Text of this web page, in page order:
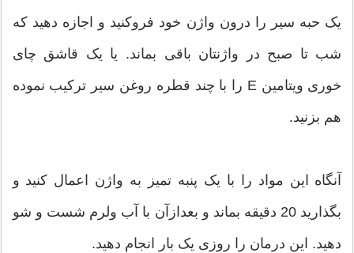
یک حبه سیر را درون واژن خود فروکنید و اجازه دهید که
شب تا صبح در واژنتان باقی بماند. یا یک قاشق چای
خوری ویتامین E را با چند قطره روغن سیر ترکیب نموده
هم بزنید.
آنگاه این مواد را با یک پنبه تمیز به واژن اعمال کنید و
بگذارید 20 دقیقه بماند و بعدازآن با آب ولرم شست و شو
دهید. این درمان را روزی یک بار انجام دهید.